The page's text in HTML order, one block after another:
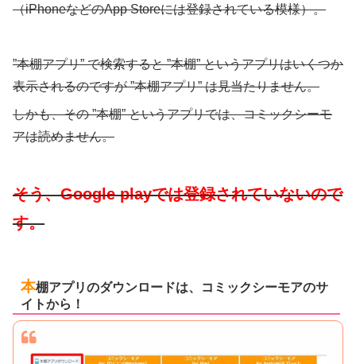
（iPhoneなどのApp Storeには登録されている模様）。
”本棚アプリ” で検索すると ”本棚” というアプリはいくつか
表示されるのですが ”本棚アプリ” は見当たりません。
しかも、その ”本棚” というアプリでは、コミックシーモ
アは読めません。
そう、Google playでは登録されていないので
す。
本棚アプリのダウンロードは、コミックシーモアのサ
イトから！